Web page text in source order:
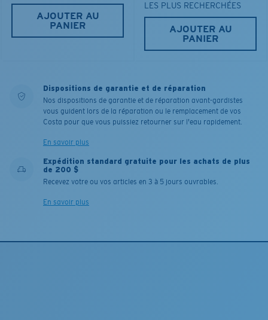
AJOUTER AU
PANIER
LES PLUS RECHERCHÉES
AJOUTER AU
PANIER
Dispositions de garantie et de réparation
Nos dispositions de garantie et de réparation avant-gardistes
vous guident lors de la réparation ou le remplacement de vos
Costa pour que vous puissiez retourner sur l'eau rapidement.
En savoir plus
Expédition standard gratuite pour les achats de plus
de 200 $
Recevez votre ou vos articles en 3 à 5 jours ouvrables.
En savoir plus